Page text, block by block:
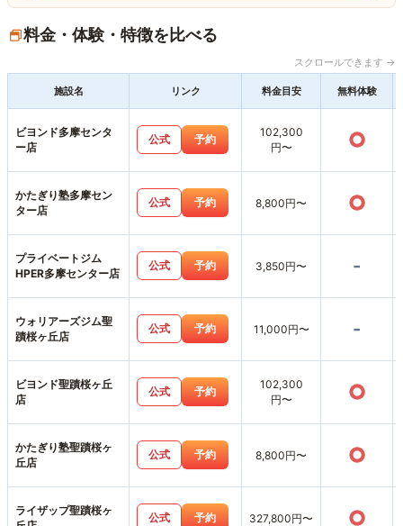
料金・体験・特徴を比べる
スクロールできます →
施設名 リンク 料金目安 無料体験
ビヨンド多摩センタ
ー店
公式 予約
102,300
円〜
○
かたぎり塾多摩セン
ター店
公式 予約 8,800円〜 ○
プライベートジム
HPER多摩センター店
公式 予約 3,850円〜 -
ウォリアーズジム聖
蹟桜ヶ丘店
公式 予約 11,000円〜 -
ビヨンド聖蹟桜ヶ丘
店
公式 予約
102,300
円〜
○
かたぎり塾聖蹟桜ヶ
丘店
公式 予約 8,800円〜 ○
ライザップ聖蹟桜ヶ
公式 予約 327,800円〜 ○